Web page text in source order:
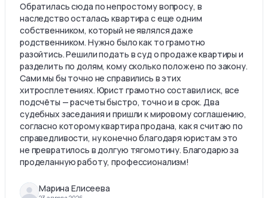
Обратилась сюда по непростому вопросу, в
наследство осталась квартира с еще одним
собственником, который не являлся даже
родственником. Нужно было как то грамотно
разойтись. Решили подать в суд о продаже квартиры и
разделить по долям, кому сколько положено по закону.
Сами мы бы точно не справились в этих
хитросплетениях. Юрист грамотно составил иск, все
подсчёты — расчеты быстро, точно и в срок. Два
судебных заседания и пришли к мировому соглашению,
согласно которому квартира продана, как я считаю по
справедливости, ну конечно благодаря юристам это
не превратилось в долгую тягомотину. Благодарю за
проделанную работу, профессионализм!
Марина Елисеева